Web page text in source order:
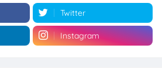
Twitter
Instagram